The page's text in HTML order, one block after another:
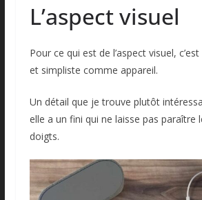
L’aspect visuel
Pour ce qui est de l’aspect visuel,
et simpliste comme appareil.
Un détail que je trouve plutôt
elle a un fini qui ne laisse pas paraître
doigts.